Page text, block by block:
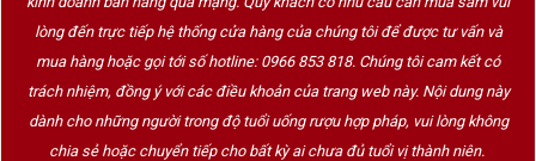
trưng, phức hợp và trường tồn.
Niên vụ 2017 – Bản giao hưởng của sự tinh lọc
Dù là một năm thời tiết biến động với ảnh hưởng
lòng đến trực tiếp hệ thống cửa hàng của chúng tôi để được tư vấn và
mua hàng hoặc gọi tới số hotline: 0966 853 818. Chúng tôi cam kết có
trách nhiệm, đồng ý với các điều khoản của trang web này. Nội dung này
dành cho những người trong độ tuổi uống rượu hợp pháp, vui lòng không
chia sẻ hoặc chuyển tiếp cho bất kỳ ai chưa đủ tuổi vị thành niên.